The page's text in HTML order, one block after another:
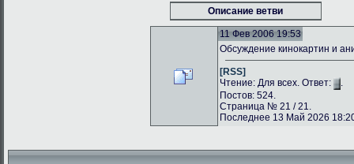
Описание ветви
11 Фев 2006 19:53
Обсуждение кинокартин и
[RSS]
Чтение: Для всех. Ответ:
.
Постов: 524.
Страница № 21 / 21.
Последнее 13 Май 2026